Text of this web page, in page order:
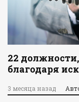
22
благодаря
3 месяца назад